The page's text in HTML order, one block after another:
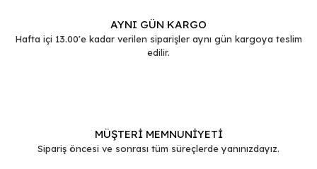
AYNI GÜN KARGO
Hafta içi 13.00'e kadar verilen siparişler aynı gün kargoya teslim
edilir.
MÜŞTERİ MEMNUNİYETİ
Sipariş öncesi ve sonrası tüm süreçlerde yanınızdayız.